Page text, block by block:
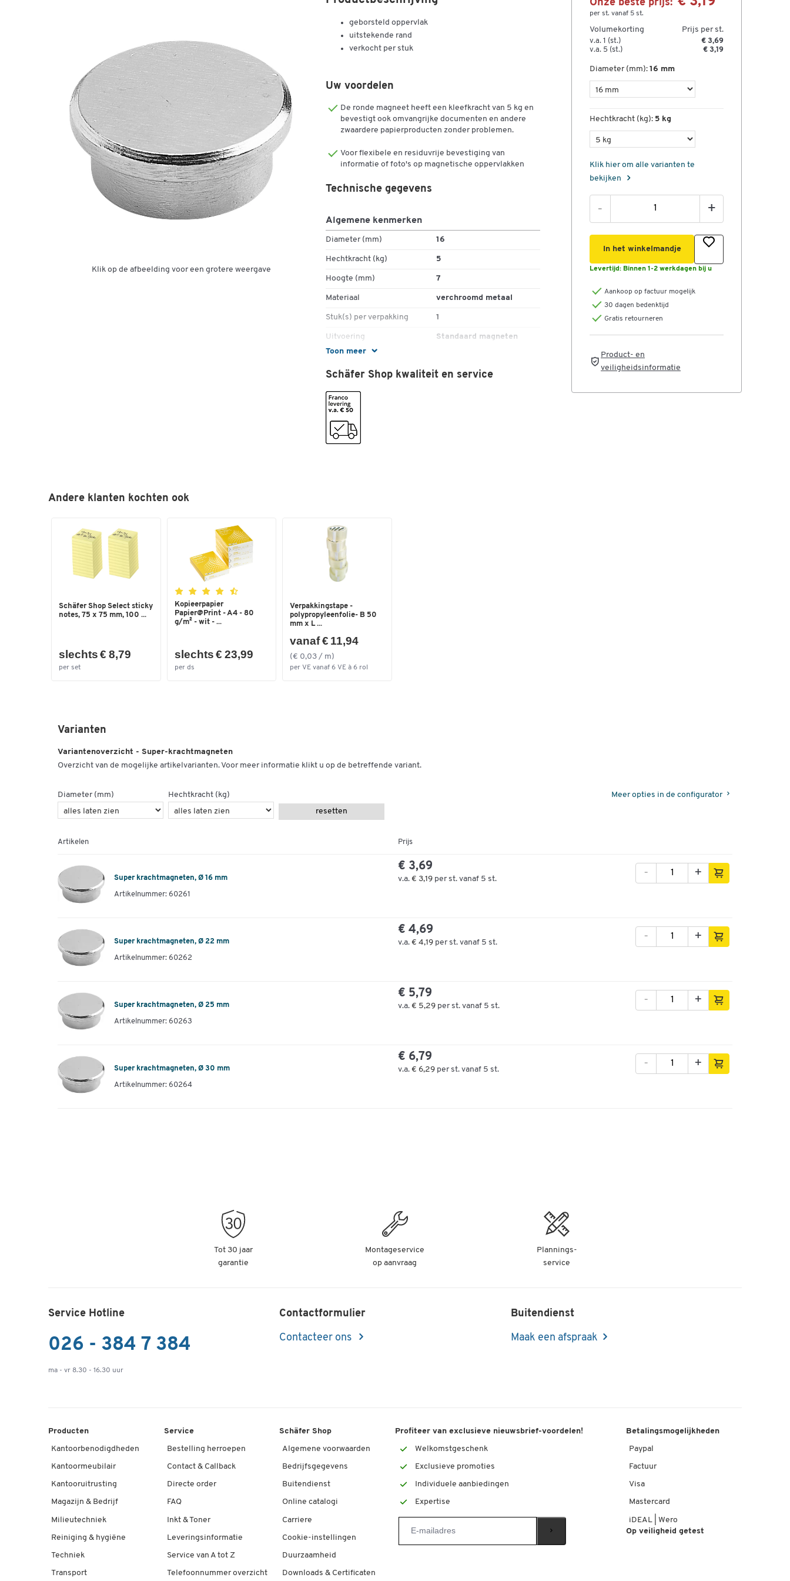
Klik op de afbeelding voor een grotere weergave
geborsteld oppervlak
uitstekende rand
verkocht per stuk
Uw voordelen
De ronde magneet heeft een kleefkracht van 5 kg en
bevestigt ook omvangrijke documenten en andere
zwaardere papierproducten zonder problemen.
Voor flexibele en residuvrije bevestiging van
informatie of foto's op magnetische oppervlakken
Toon meer
Technische gegevens
Algemene kenmerken
Diameter (mm) 16
Hechtkracht (kg) 5
Hoogte (mm) 7
Materiaal verchroomd metaal
Stuk(s) per verpakking 1
Uitvoering Standaard magneten
Vorm
Kleur
Afmetingen
Breedte (mm)
Schäfer Shop kwaliteit en service
Onze beste prijs:
per st. vanaf 5 st.
Volumekorting Prijs per st.
v.a. 1 (st.)
€ 3,69
v.a. 5 (st.)
€ 3,19
Diameter (mm): 16 mm
Hechtkracht (kg): 5 kg
Klik hier om alle varianten te
bekijken
- +
In het winkelmandje
Levertijd: Binnen 1-2 werkdagen bij u
Aankoop op factuur mogelijk
30 dagen bedenktijd
Gratis retourneren
Product- en
veiligheidsinformatie
Andere klanten kochten ook
Schäfer Shop Select sticky
notes, 75 x 75 mm, 100 ...
slechts € 8,79
per set
Kopieerpapier
Papier@Print - A4 - 80
g/m² - wit - ...
slechts € 23,99
per ds
Verpakkingstape -
polypropyleenfolie- B 50
mm x L ...
vanaf € 11,94
(€ 0,03 / m)
per VE vanaf 6 VE à 6 rol
Varianten
Variantenoverzicht - Super-krachtmagneten
Overzicht van de mogelijke artikelvarianten. Voor meer informatie klikt u op de betreffende variant.
Diameter (mm)
Hechtkracht (kg)
resetten
Meer opties in de configurator
Artikelen Prijs
Super krachtmagneten, Ø 16 mm
Artikelnummer: 60261
€ 3,69
v.a. € 3,19 per st. vanaf 5 st.
+
-
Super krachtmagneten, Ø 22 mm
Artikelnummer: 60262
€ 4,69
v.a. € 4,19 per st. vanaf 5 st.
+
-
Super krachtmagneten, Ø 25 mm
Artikelnummer: 60263
€ 5,79
v.a. € 5,29 per st. vanaf 5 st.
+
-
Super krachtmagneten, Ø 30 mm
Artikelnummer: 60264
€ 6,79
v.a. € 6,29 per st. vanaf 5 st.
+
-
Tot 30 jaar
garantie
Montageservice
op aanvraag
Plannings-
service
Service Hotline
026 - 384 7 384
ma - vr 8.30 - 16.30 uur
Contactformulier
Contacteer ons
Buitendienst
Maak een afspraak
Producten
Kantoorbenodigdheden
Kantoormeubilair
Kantooruitrusting
Magazijn & Bedrijf
Milieutechniek
Reiniging & hygiëne
Techniek
Transport
Service
Bestelling herroepen
Contact & Callback
Directe order
FAQ
Inkt & Toner
Leveringsinformatie
Service van A tot Z
Telefoonnummer overzicht
Schäfer Shop
Algemene voorwaarden
Bedrijfsgegevens
Buitendienst
Online catalogi
Carriere
Cookie-instellingen
Duurzaamheid
Downloads & Certificaten
Profiteer van exclusieve nieuwsbrief-voordelen!
Welkomstgeschenk
Exclusieve promoties
Individuele aanbiedingen
Expertise
Betalingsmogelijkheden
Paypal
Factuur
Visa
Mastercard
iDEAL | Wero
Op veiligheid getest